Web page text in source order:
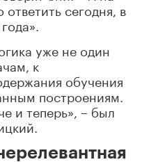
сегодня, в
уже не один
к
обучения
построениям.
и теперь», – был